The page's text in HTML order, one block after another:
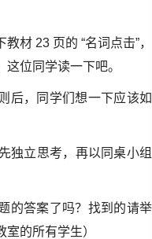
材 23 页的 “名词点击”，
位同学读一下吧。
后，同学们想一下应该如
独立思考，再以同桌小组
的答案了吗？找到的请举
的所有学生）